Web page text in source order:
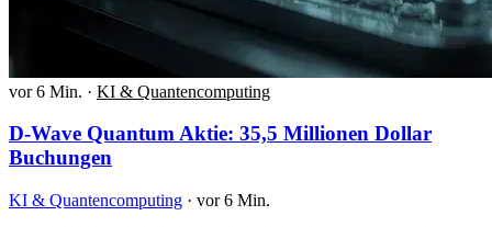
vor 6 Min. · KI & Quantencomputing
D-Wave Quantum Aktie: 35,5 Millionen Dollar
Buchungen
KI & Quantencomputing · vor 6 Min.